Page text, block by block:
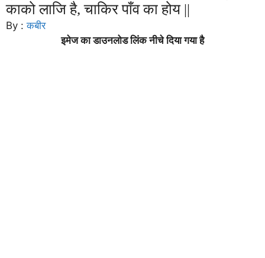
काको लाजि है, चाकिर पाँव का होय ||
By :कबीर
इमेज का डाउनलोड लिंक नीचे दिया गया है